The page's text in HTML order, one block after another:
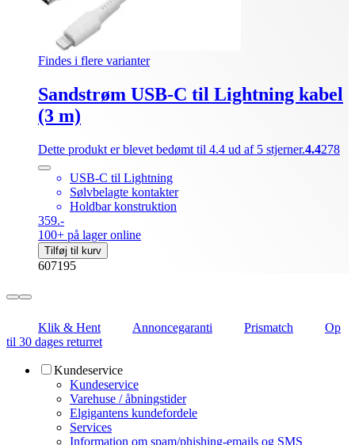
Findes i flere varianter
Sandstrøm USB-C til Lightning kabel
(3 m)
Dette produkt er blevet bedømt til 4.4 ud af 5 stjerner.4.4278
USB-C til Lightning
Sølvbelagte kontakter
Holdbar konstruktion
359.-
100+ på lager online
Tilføj til kurv
607195
Klik & Hent Annoncegaranti Prismatch
Op
til 30 dages returret
Kundeservice
Kundeservice
Varehuse / åbningstider
Elgigantens kundefordele
Services
Information om spam/phishing-emails og SMS